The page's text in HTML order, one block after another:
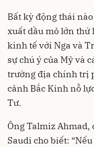
Bất kỳ động thái
xuất dầu mỏ lớn thứ
kinh tế với Nga và
sự chú ý của Mỹ và
trường địa chính trị
cảnh Bắc Kinh nỗ
Tư.
Ông Talmiz Ahmad,
Saudi cho biết: